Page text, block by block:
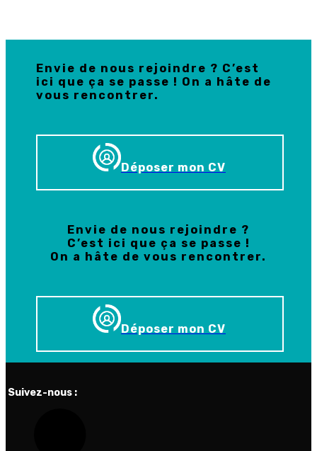
Envie de nous rejoindre ? C’est
ici que ça se passe ! On a hâte de
vous rencontrer.
Déposer mon CV
Envie de nous rejoindre ?
C’est ici que ça se passe !
On a hâte de vous rencontrer.
Déposer mon CV
Suivez-nous :